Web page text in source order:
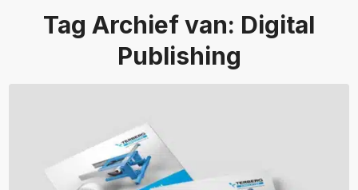
Tag Archief van: Digital
Publishing